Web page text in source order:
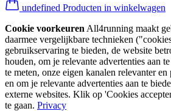
undefined Producten in winkelwagen
Cookie voorkeuren All4running maakt
daarmee vergelijkbare technieken
gebruikservaring te bieden, de website
houden, om je relevante advertenties aan
te meten, onze eigen kanalen relevanter
en om je relevante advertenties aan te
externe websites. Klik op 'Cookies
te gaan. Privacy